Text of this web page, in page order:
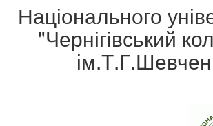
Національного
"Чернігівський